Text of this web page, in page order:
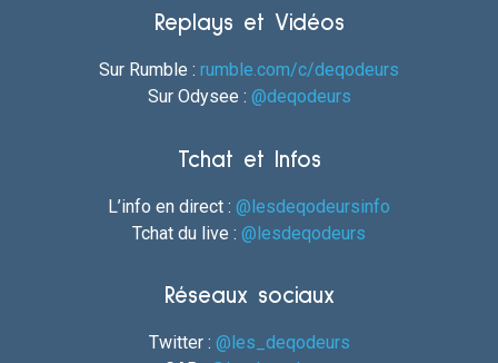
Replays et Vidéos
Sur Rumble : rumble.com/c/deqodeurs
Sur Odysee : @deqodeurs
Tchat et Infos
L’info en direct : @lesdeqodeursinfo
Tchat du live : @lesdeqodeurs
Réseaux sociaux
Twitter : @les_deqodeurs